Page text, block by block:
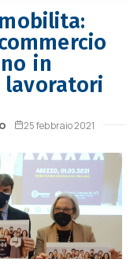
in
25 febbraio 2021